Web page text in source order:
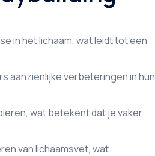
in het lichaam, wat leidt tot een
aanzienlijke verbeteringen in hun
wat betekent dat je vaker
van lichaamsvet, wat